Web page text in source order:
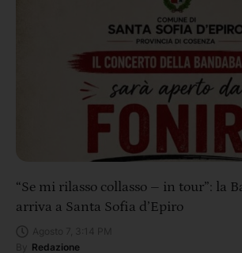
“Se mi rilasso collasso – in tour”: la
arriva a Santa Sofia d’Epiro
Redazione